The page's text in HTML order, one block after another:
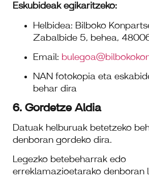
Eskubideak egikaritzeko:
Helbidea: Bilboko
Zabalbide 5, behea,
Email:
NAN fotokopia eta
behar dira
6. Gordetze Aldia
Datuak helburuak betetzeko
denboran gordeko dira.
Legezko betebeharrak edo
erreklamazioetarako denboran